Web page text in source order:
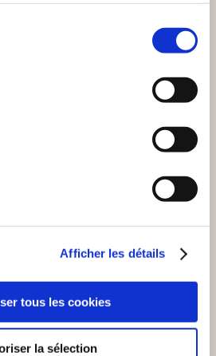
Afficher les détails
tous les cookies
la sélection
Brigitte Guilhot